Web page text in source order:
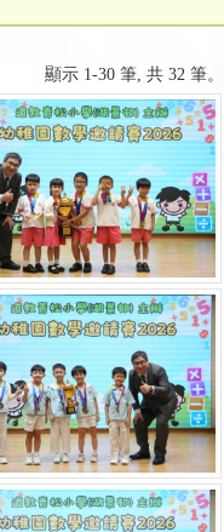
顯示 1-30 筆, 共 32 筆。